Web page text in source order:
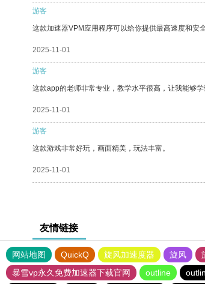
游客
这款加速器VPM应用程序可以给你提供最高速度和安
2025-11-01
游客
这款app的老师非常专业，教学水平很高，让我能够学
2025-11-01
游客
这款游戏非常好玩，画面精美，玩法丰富。
2025-11-01
友情链接
网站地图 QuickQ 旋风加速度器 旋风
暴雪vp永久免费加速器下载官网
outline